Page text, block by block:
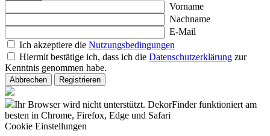
Vorname
Nachname
E-Mail
Ich akzeptiere die Nutzungsbedingungen
Hiermit bestätige ich, dass ich die Datenschutzerklärung zur
Kenntnis genommen habe.
Abbrechen Registrieren
Ihr Browser wird nicht unterstützt. DekorFinder funktioniert am
besten in Chrome, Firefox, Edge und Safari
Cookie Einstellungen